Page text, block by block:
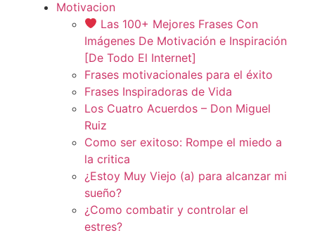
Motivacion
Las 100+ Mejores Frases Con
Imágenes De Motivación e Inspiración
[De Todo El Internet]
Frases motivacionales para el éxito
Frases Inspiradoras de Vida
Los Cuatro Acuerdos – Don Miguel
Ruiz
Como ser exitoso: Rompe el miedo a
la critica
¿Estoy Muy Viejo (a) para alcanzar mi
sueño?
¿Como combatir y controlar el
estres?